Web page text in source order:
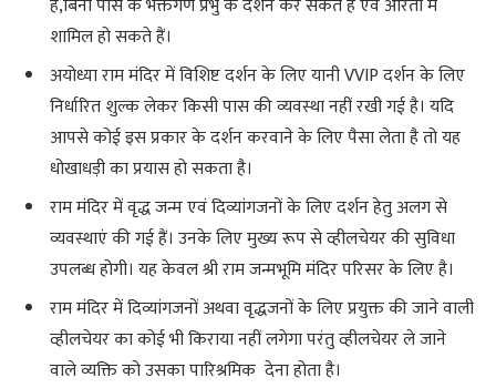
है,बिना पास के भक्तगण प्रभु के दर्शन कर सकते हैं एवं आरती में
शामिल हो सकते हैं।
अयोध्या राम मंदिर में विशिष्ट दर्शन के लिए यानी VVIP दर्शन के लिए
निर्धारित शुल्क लेकर किसी पास की व्यवस्था नहीं रखी गई है। यदि
आपसे कोई इस प्रकार के दर्शन करवाने के लिए पैसा लेता है तो यह
धोखाधड़ी का प्रयास हो सकता है।
राम मंदिर में वृद्ध जन्म एवं दिव्यांगजनों के लिए दर्शन हेतु अलग से
व्यवस्थाएं की गई हैं। उनके लिए मुख्य रूप से व्हीलचेयर की सुविधा
उपलब्ध होगी। यह केवल श्री राम जन्मभूमि मंदिर परिसर के लिए है।
राम मंदिर में दिव्यांगजनों अथवा वृद्धजनों के लिए प्रयुक्त की जाने वाली
व्हीलचेयर का कोई भी किराया नहीं लगेगा परंतु व्हीलचेयर ले जाने
वाले व्यक्ति को उसका पारिश्रमिक देना होता है।